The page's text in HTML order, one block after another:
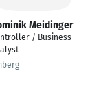
Meidinger
/ Business